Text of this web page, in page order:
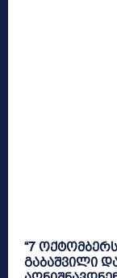
“7
გაბაშვილი